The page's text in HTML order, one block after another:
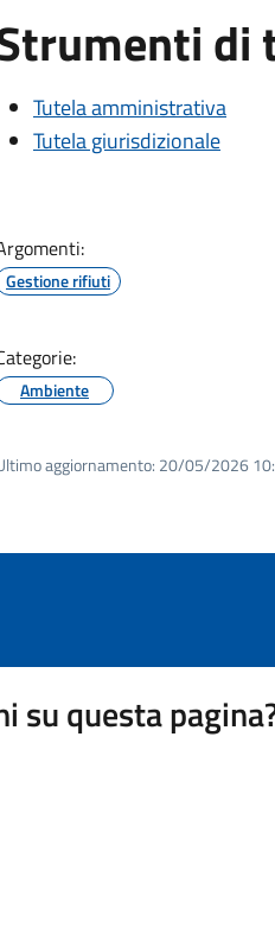
di
Tutela amministrativa
Tutela giurisdizionale
Gestione rifiuti
Ambiente
aggiornamento: 20/05/2026
su questa